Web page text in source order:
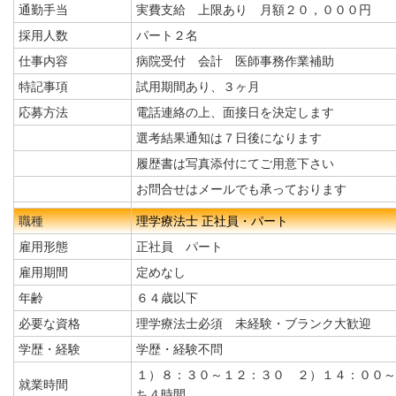
通勤手当
実費支給 上限あり 月額２０，０００円
採用人数
パート２名
仕事内容
病院受付 会計 医師事務作業補助
特記事項
試用期間あり、３ヶ月
応募方法
電話連絡の上、面接日を決定します
選考結果通知は７日後になります
履歴書は写真添付にてご用意下さい
お問合せはメールでも承っております
職種
理学療法士 正社員・パート
雇用形態
正社員 パート
雇用期間
定めなし
年齢
６４歳以下
必要な資格
理学療法士必須 未経験・ブランク大歓迎
学歴・経験
学歴・経験不問
就業時間
１）８：３０～１２：３０ ２）１４：００